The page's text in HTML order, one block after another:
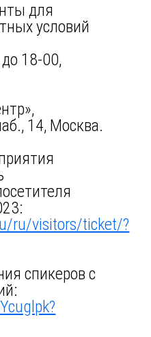
для
условий
18-00,
14, Москва.
ru/visitors/ticket/?
спикеров с